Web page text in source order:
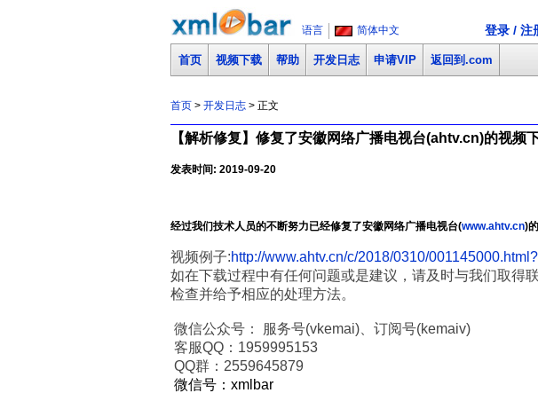
语言 简体中文 登录 / 注
首页 视频下载 帮助 开发日志 申请VIP 返回到.com
首页 > 开发日志 > 正文
【解析修复】修复了安徽网络广播电视台(ahtv.cn)的视频
发表时间: 2019-09-20
经过我们技术人员的不断努力已经修复了安徽网络广播电视台(www.ahtv.cn)
视频例子:http://www.ahtv.cn/c/2018/0310/
如在下载过程中有任何问题或是建议，请及时与我们取得
检查并给予相应的处理方法。
微信公众号： 服务号(vkemai)、订阅号(kemaiv)
客服QQ：1959995153
QQ群：2559645879
微信号：xmlbar